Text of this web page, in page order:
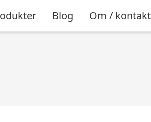
Blog Om / kontakt